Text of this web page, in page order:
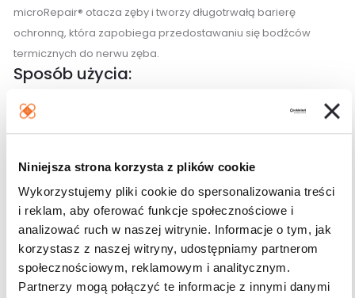
Niniejsza strona korzysta z plików cookie
Wykorzystujemy pliki cookie do spersonalizowania treści
i reklam, aby oferować funkcje społecznościowe i
analizować ruch w naszej witrynie. Informacje o tym, jak
korzystasz z naszej witryny, udostępniamy partnerom
społecznościowym, reklamowym i analitycznym.
Partnerzy mogą połączyć te informacje z innymi danymi
microRepair® otacza zęby i tworzy długotrwałą barierę
ochronną, która zapobiega przedostawaniu się bodźców
termicznych do nerwu zęba.
Sposób użycia:
Nałóż niewielką ilość pasty do zębów (około wielkości ziarnka
płukania jamy ustnej oraz akcesoriów międzyzębowych.
Biorepair może być stosowany bez nadzoru osoby
dorosłej, nawet przez dzieci poniżej 6 roku życia,
ponieważ nie zawiera fluoru. microRepair wspomaga
remineralizację szkliwa i zębiny.